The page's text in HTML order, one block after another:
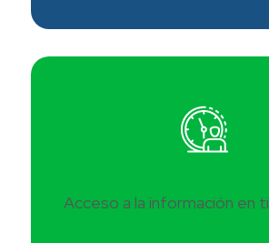
Acceso a la información en